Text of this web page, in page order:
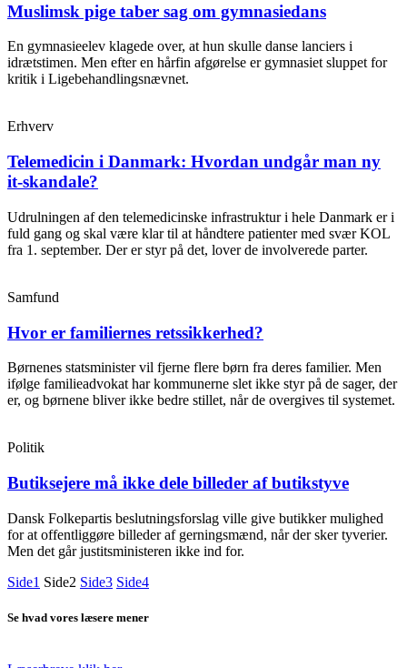
Muslimsk pige taber sag om gymnasiedans
En gymnasieelev klagede over, at hun skulle danse lanciers i
idrætstimen. Men efter en hårfin afgørelse er gymnasiet sluppet for
kritik i Ligebehandlingsnævnet.
Erhverv
Telemedicin i Danmark: Hvordan undgår man ny
it-skandale?
Udrulningen af den telemedicinske infrastruktur i hele Danmark er i
fuld gang og skal være klar til at håndtere patienter med svær KOL
fra 1. september. Der er styr på det, lover de involverede parter.
Samfund
Hvor er familiernes retssikkerhed?
Børnenes statsminister vil fjerne flere børn fra deres familier. Men
ifølge familieadvokat har kommunerne slet ikke styr på de sager, der
er, og børnene bliver ikke bedre stillet, når de overgives til systemet.
Politik
Butiksejere må ikke dele billeder af butikstyve
Dansk Folkepartis beslutningsforslag ville give butikker mulighed
for at offentliggøre billeder af gerningsmænd, når der sker tyverier.
Men det går justitsministeren ikke ind for.
Side1 Side2 Side3 Side4
Se hvad vores læsere mener